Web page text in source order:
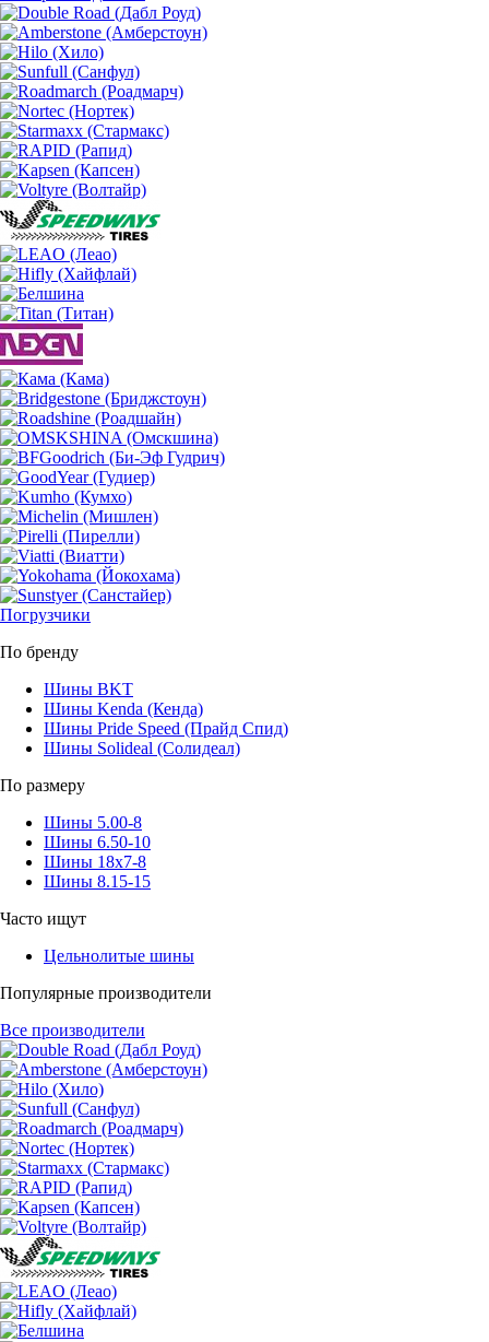
Погрузчики
По бренду
Шины BKT
Шины Kenda (Кенда)
Шины Pride Speed (Прайд Спид)
Шины Solideal (Солидеал)
По размеру
Шины 5.00-8
Шины 6.50-10
Шины 18x7-8
Шины 8.15-15
Часто ищут
Цельнолитые шины
Популярные производители
Все производители